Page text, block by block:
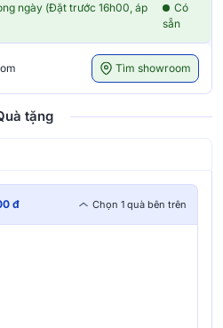
ngày (Đặt trước 16h00, áp
Có
sẵn
Tìm showroom
tặng
đ Chọn 1 quà bên trên